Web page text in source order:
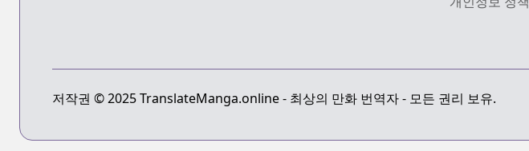
저작권 © 2025 TranslateManga.online - 최상의 만화 번역자 - 모든 권리 보유.